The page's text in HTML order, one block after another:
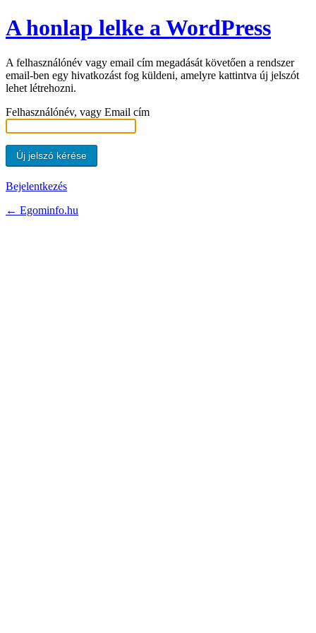
A honlap lelke a WordPress
A felhasználónév vagy email cím megadását követően a rendszer
email-ben egy hivatkozást fog küldeni, amelyre kattintva új jelszót
lehet létrehozni.
Felhasználónév, vagy Email cím
Bejelentkezés
← Egominfo.hu